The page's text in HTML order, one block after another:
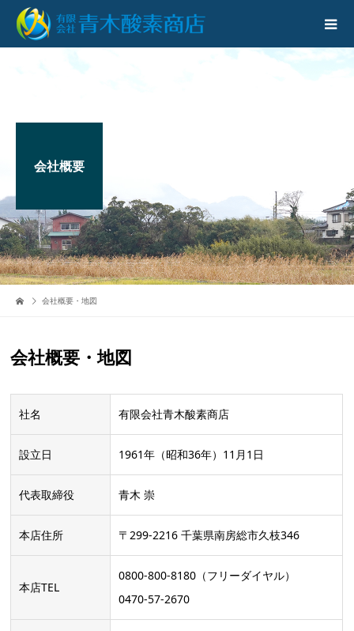
会社概要
会社概要・地図
会社概要・地図
社名 有限会社青木酸素商店
設立日 1961年（昭和36年）11月1日
代表取締役 青木 崇
本店住所 〒299-2216 千葉県南房総市久枝346
本店TEL
0800-800-8180（フリーダイヤル）
0470-57-2670